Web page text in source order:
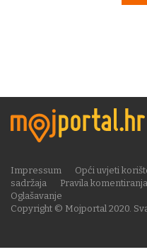
Copyright © Mojportal 2020.
Impressum Opći uvjeti
sadržaja
Pravila komentiranja
Oglašavanje